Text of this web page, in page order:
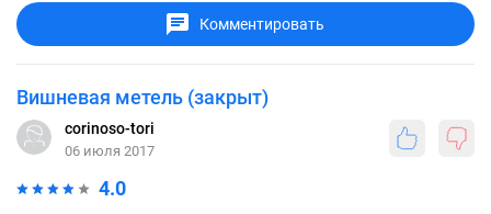
Комментировать
Вишневая метель (закрыт)
corinoso-tori
06 июля 2017
4.0